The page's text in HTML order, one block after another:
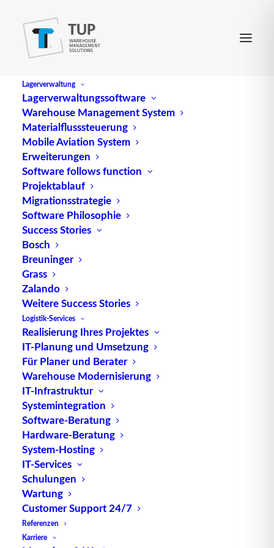
Lagerverwaltung
Lagerverwaltungssoftware
Warehouse Management System
Materialflusssteuerung
Mobile Aviation System
Erweiterungen
Software follows function
Projektablauf
Migrationsstrategie
Software Philosophie
Success Stories
Bosch
Breuninger
Grass
Zalando
Weitere Success Stories
Logistik-Services
Realisierung Ihres Projektes
IT-Planung und Umsetzung
Für Planer und Berater
Warehouse Modernisierung
IT-Infrastruktur
Systemintegration
Software-Beratung
Hardware-Beratung
System-Hosting
IT-Services
Schulungen
Wartung
Customer Support 24/7
Referenzen
Karriere
a-Si
Amorphes Silizium, auch als a-Si bezeichnet, ist
eine Form von Silizium, die keine kristalline
Struktur aufweist. Im Gegensatz zu kristallinem
Silizium besteht amorphes Silizium aus einer
ungeordneten Anordnung von Atomen, was ihm
seine amorphen Eigenschaften verleiht.
Amorphes Silizium wird durch verschiedene
Verfahren wie die chemische
Gasphasenabscheidung (CVD) oder die
Plasmabeschichtung hergestellt. Mit diesen
Verfahren kann amorphes Silizium in dünnen
Schichten auf verschiedenen Substraten wie Glas
oder Kunststoff abgeschieden werden.
Amorphes Silizium hat einige interessante
Eigenschaften, die es für verschiedene
Anwendungen attraktiv machen. Es ist ein
Halbleitermaterial und wird daher in der
Photovoltaik für die Herstellung von
Dünnschichtsolarzellen verwendet. Die Flexibilität
der amorphen Siliziumschichten ermöglicht es
auch, sie in flexible elektronische Bauteile wie
Displays oder Sensoren zu integrieren.